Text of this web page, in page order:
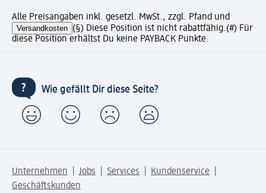
Alle Preisangaben inkl. gesetzl. MwSt., zzgl. Pfand und
Versandkosten (§) Diese Position ist nicht rabattfähig.(#) Für
diese Position erhältst Du keine PAYBACK Punkte.
Wie gefällt Dir diese Seite?
Unternehmen Jobs Services
Kundenservice
Geschäftskunden